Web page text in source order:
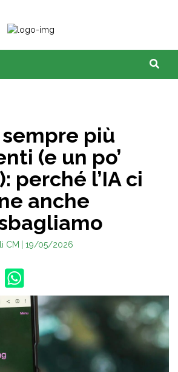
più
(e un po’
perché l’IA ci
anche
CM | 19/05/2026